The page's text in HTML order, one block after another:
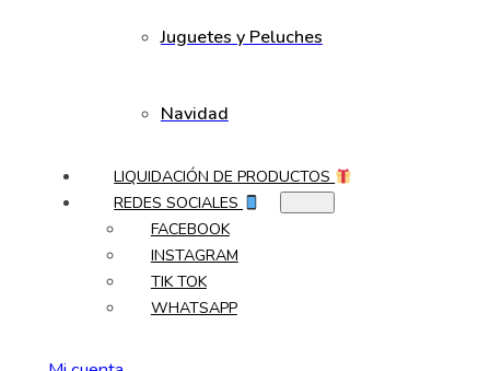
Juguetes y Peluches
Navidad
LIQUIDACIÓN DE PRODUCTOS
REDES SOCIALES
FACEBOOK
INSTAGRAM
TIK TOK
WHATSAPP